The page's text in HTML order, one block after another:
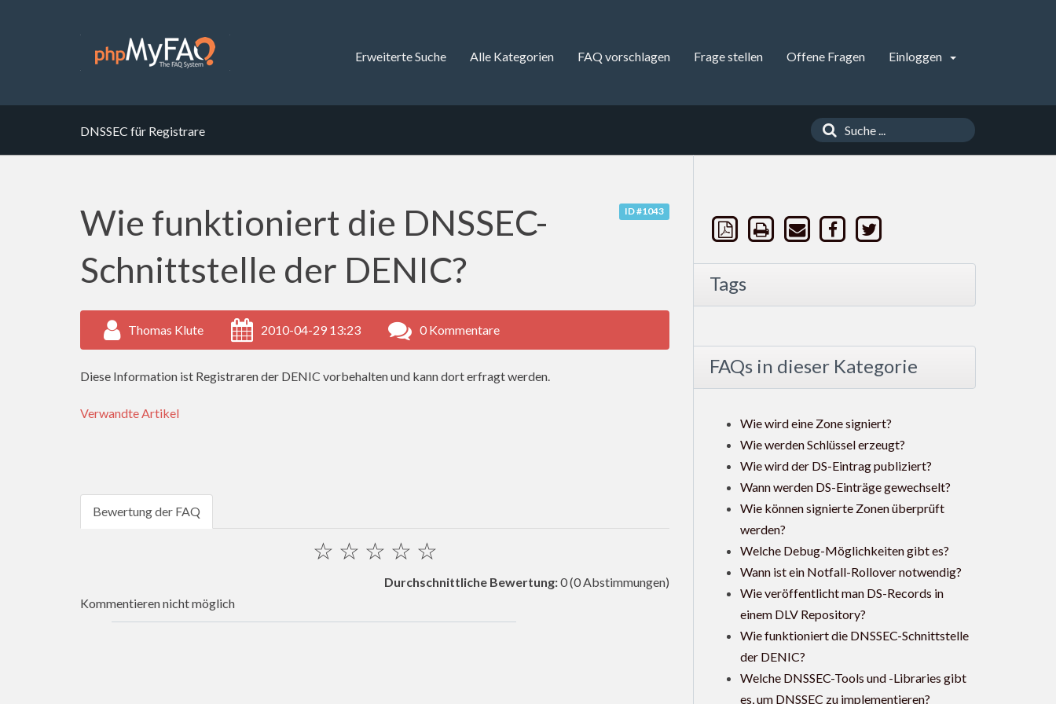
Erweiterte Suche Alle Kategorien FAQ vorschlagen Frage stellen Offene Fragen Einloggen
DNSSEC für Registrare
ID #1043
Wie funktioniert die DNSSEC-
Schnittstelle der DENIC?
Thomas Klute 2010-04-29 13:23 0 Kommentare
Diese Information ist Registraren der DENIC vorbehalten und kann dort erfragt werden.
Verwandte Artikel
Bewertung der FAQ
☆
☆
☆
☆
☆
Durchschnittliche Bewertung:0(0 Abstimmungen)
Kommentieren nicht möglich
Tags
FAQs in dieser Kategorie
Wie wird eine Zone signiert?
Wie werden Schlüssel erzeugt?
Wie wird der DS-Eintrag publiziert?
Wann werden DS-Einträge gewechselt?
Wie können signierte Zonen überprüft
werden?
Welche Debug-Möglichkeiten gibt es?
Wann ist ein Notfall-Rollover notwendig?
Wie veröffentlicht man DS-Records in
einem DLV Repository?
Wie funktioniert die DNSSEC-Schnittstelle
der DENIC?
Welche DNSSEC-Tools und -Libraries gibt
es, um DNSSEC zu implementieren?